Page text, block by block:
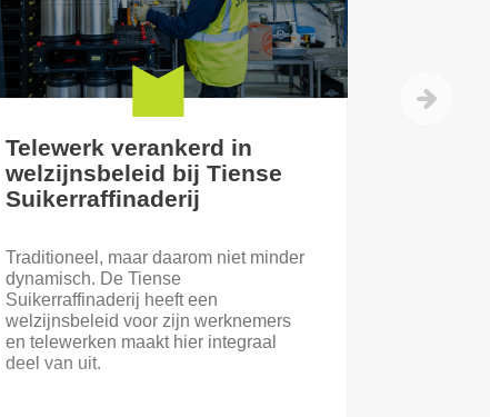
Telewerk verankerd in
welzijnsbeleid bij Tiense
Suikerraffinaderij
Traditioneel, maar daarom niet minder
dynamisch. De Tiense
Suikerraffinaderij heeft een
welzijnsbeleid voor zijn werknemers
en telewerken maakt hier integraal
deel van uit.